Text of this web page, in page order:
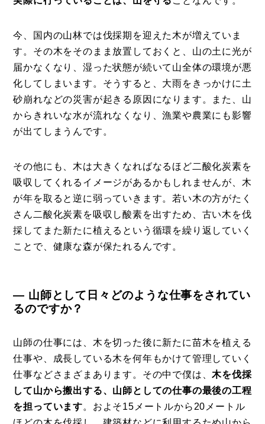
今、国内の山林では伐採期を迎えた木が増えていま
す。その木をそのまま放置しておくと、山の土に光が
届かなくなり、湿った状態が続いて山全体の環境が悪
化してしまいます。そうすると、大雨をきっかけに土
砂崩れなどの災害が起きる原因になります。また、山
からきれいな水が流れなくなり、漁業や農業にも影響
が出てしまうんです。
その他にも、木は大きくなればなるほど二酸化炭素を
吸収してくれるイメージがあるかもしれませんが、木
が年を取ると逆に弱っていきます。若い木の方がたく
さん二酸化炭素を吸収し酸素を出すため、古い木を伐
採してまた新たに植えるという循環を繰り返していく
ことで、健康な森が保たれるんです。
― 山師として日々どのような仕事をされてい
るのですか？
山師の仕事には、木を切った後に新たに苗木を植える
仕事や、成長している木を何年もかけて管理していく
仕事などさまざまあります。その中で僕は、木を伐採
して山から搬出する、山師としての仕事の最後の工程
を担っています。およそ15メートルから20メートル